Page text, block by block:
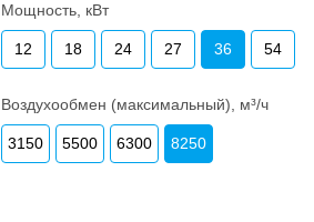
Мощность, кВт
12 18 24 27 36 54
Воздухообмен (максимальный), м³/ч
3150 5500 6300 8250